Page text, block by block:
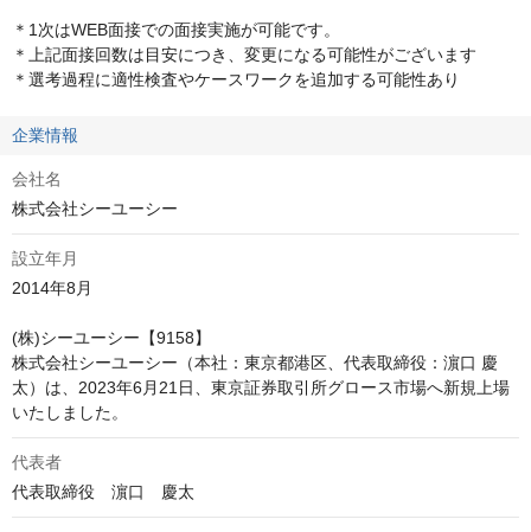
＊1次はWEB面接での面接実施が可能です。
＊上記面接回数は目安につき、変更になる可能性がございます
＊選考過程に適性検査やケースワークを追加する可能性あり
企業情報
会社名
株式会社シーユーシー
設立年月
2014年8月
(株)シーユーシー【9158】
株式会社シーユーシー（本社：東京都港区、代表取締役：濵口 慶
太）は、2023年6月21日、東京証券取引所グロース市場へ新規上場
代表者
代表取締役　濵口　慶太